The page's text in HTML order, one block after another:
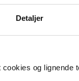
Detaljer
og lignende